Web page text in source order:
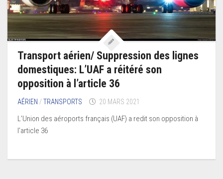
Transport aérien/ Suppression des lignes
domestiques: L’UAF a réitéré son
opposition à l’article 36
AÉRIEN /TRANSPORTS 20 MARS 2021
L’Union des aéroports français (UAF) a redit son opposition à
l’article 36